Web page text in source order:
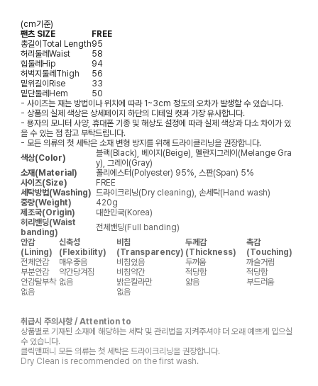
(cm기준)
팬츠 SIZE
FREE
총길이Total Length95
허리둘레Waist
58
힙둘레Hip
94
허벅지둘레Thigh
56
밑위길이Rise
33
밑단둘레Hem
50
- 사이즈는 재는 방법이나 위치에 따라 1~3cm 정도의 오차가 발생할 수 있습니다.
- 상품의 실제 색상은 상세페이지 하단의 디테일 컷과 가장 유사합니다.
- 용자의 모니터 사양, 휴대폰 기종 및 해상도 설정에 따라 실제 색상과 다소 차이가 있
을 수 있는 점 참고 부탁드립니다.
- 모든 의류의 첫 세탁은 소재 변형 방지를 위해 드라이클리닝을 권장합니다.
색상(Color)
블랙(Black), 베이지(Beige), 멜란지그레이(Melange Gra
y), 그레이(Gray)
소재(Material)
폴리에스터(Polyester) 95%, 스판(Span) 5%
사이즈(Size)
FREE
세탁방법(Washing) 드라이크리닝(Dry cleaning), 손세탁(Hand wash)
중량(Weight)
420g
제조국(Origin)
대한민국(Korea)
허리밴딩(Waist
banding)
전체밴딩(Full banding)
안감
(Lining)
신축성
(Flexibility)
비침
(Transparency)
두께감
(Thickness)
촉감
(Touching)
전체안감
매우좋음 비침있음 두꺼움
까슬거림
부분안감
약간당겨짐 비침약간 적당함
적당함
안감탈부착 없음 밝은칼라만 얇음
부드러움
없음
없음
취급시 주의사항 / Attention to
상품별로 기재된 소재에 해당하는 세탁 및 관리법을 지켜주셔야 더 오래 예쁘게 입으실
수 있습니다.
클릭앤퍼니 모든 의류는 첫 세탁은 드라이크리닝을 권장합니다.
Dry Clean is recommended on the first wash.